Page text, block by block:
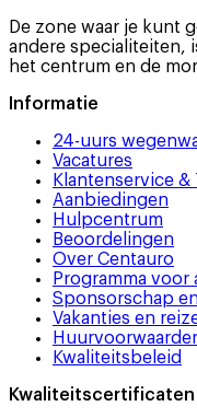
De zone waar je kunt
andere specialiteiten,
het centrum en de
Informatie
24-uurs
Vacatures
Klantenservice
Aanbiedingen
Hulpcentrum
Beoordelingen
Over Centauro
Programma
Sponsorschap
Vakanties en
Kwaliteitsbeleid
Kwaliteitscertificaten